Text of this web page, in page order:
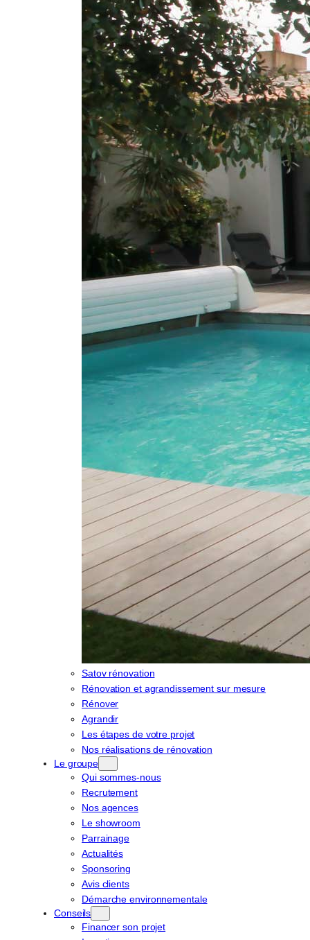
Satov rénovation
Rénovation et agrandissement sur mesure
Rénover
Agrandir
Les étapes de votre projet
Nos réalisations de rénovation
Le groupe
Qui sommes-nous
Recrutement
Nos agences
Le showroom
Parrainage
Actualités
Sponsoring
Avis clients
Démarche environnementale
Conseils
Financer son projet